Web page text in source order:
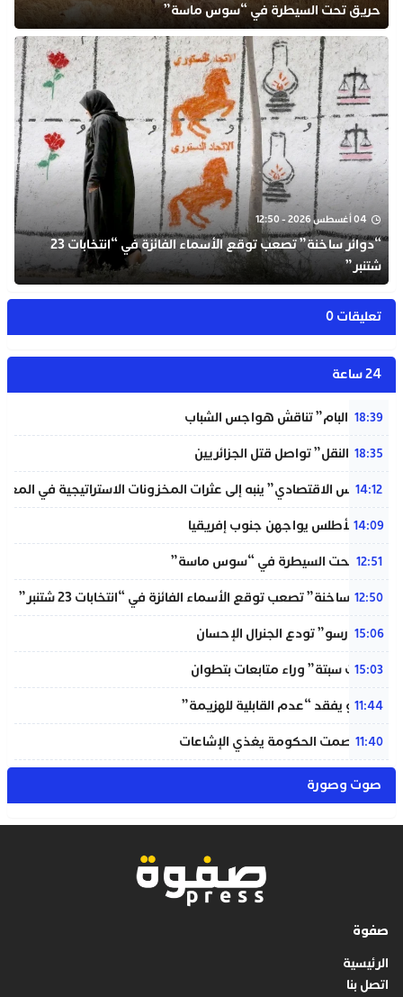
حريق تحت السيطرة في “سوس ماسة”
04 أغسطس 2026 - 12:50
“دوائر ساخنة” تصعب توقع الأسماء الفائزة في “انتخابات 23
شتنبر”
تعليقات 0
24 ساعة
18:39
شبيبة “البام” تناقش هواجس الشباب
18:35
“خردة النقل” تواصل قتل الجزائريين
14:12
“المجلس الاقتصادي” ينبه إلى عثرات المخزونات الاستراتيجية في
14:09
لبؤات الأطلس يواجهن جنوب إفريقيا
12:51
حريق تحت السيطرة في “سوس ماسة”
12:50
“دوائر ساخنة” تصعب توقع الأسماء الفائزة في “انتخابات 23 شتنبر”
15:06
“المينورسو” تودع الجنرال الإحسان
15:03
“أحداث سبتة” وراء متابعات بتطوان
11:44
إنفانتينو يفقد “عدم القابلية للهزيمة”
11:40
بنعلي: صمت الحكومة يغذي الإشاعات
صوت وصورة
صفوة
الرئيسية
اتصل بنا